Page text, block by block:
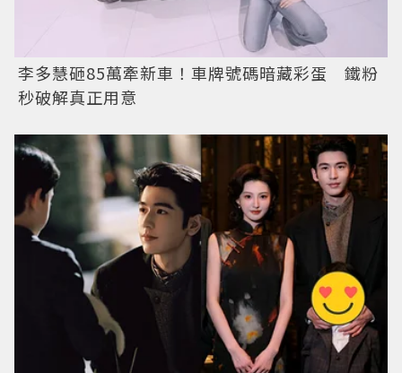
李多慧砸85萬牽新車！車牌號碼暗藏彩蛋 鐵粉
秒破解真正用意